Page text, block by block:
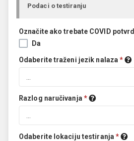
Podaci o testiranju
Označite ako trebate COVID
Da
Odaberite traženi jezik nalaza*
Razlog naručivanja *
Odaberite lokaciju testiranja *